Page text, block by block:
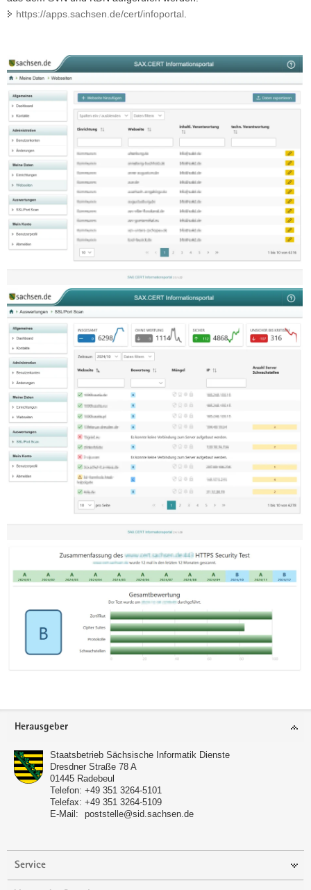
https://apps.sachsen.de/cert/infoportal
Footer-
Herausgeber
Staatsbetrieb Sächsische Informatik Dienste
Dresdner Straße 78 A
01445 Radebeul
Telefon: +49 351 3264-5101
Telefax: +49 351 3264-5109
E-Mail:
poststelle@sid.sachsen.de
Service